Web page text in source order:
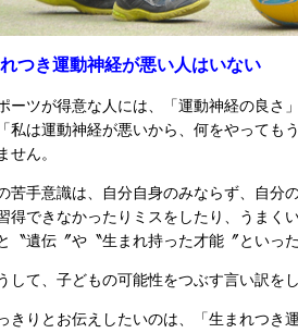
つき運動神経が悪い人はいない
ーツが得意な人には、「運動神経の良さ
私は運動神経が悪いから、何をやっても
せん。
苦手意識は、自分自身のみならず、自分
得できなかったりミスをしたり、うまく
〝遺伝〞や〝生まれ持った才能〞といっ
して、子どもの可能性をつぶす言い訳を
きりとお伝えしたいのは、「生まれつき